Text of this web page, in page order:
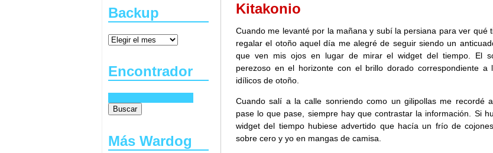
Backup
Encontrador
Más Wardog
Kitakonio
Cuando me levanté por la mañana y subí la persiana para ver qué
regalar el otoño aquel día me alegré de seguir siendo un
que ven mis ojos en lugar de mirar el widget del tiempo. El
perezoso en el horizonte con el brillo dorado correspondiente a
idílicos de otoño.
Cuando salí a la calle sonriendo como un gilipollas me recordé
pase lo que pase, siempre hay que contrastar la información. Si
widget del tiempo hubiese advertido que hacía un frío de
sobre cero y yo en mangas de camisa.